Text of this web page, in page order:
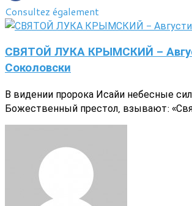
Consultez également
СВЯТОЙ ЛУКА КРЫМСКИЙ -
Соколовски
В видении пророка Исайи небесные
Божественный престол, взывают: